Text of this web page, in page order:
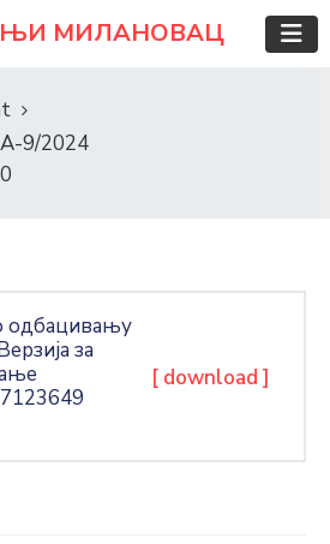
МИЛАНОВАЦ
9/2024
за
[ download ]